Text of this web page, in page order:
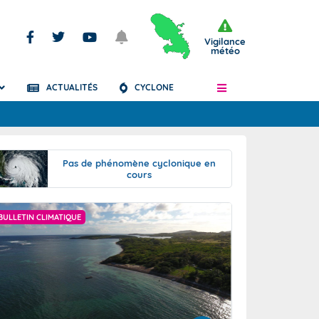
Articles
Vigilance
météo
ACTUALITÉS CYCLONE
Pas de phénomène cyclonique en
cours